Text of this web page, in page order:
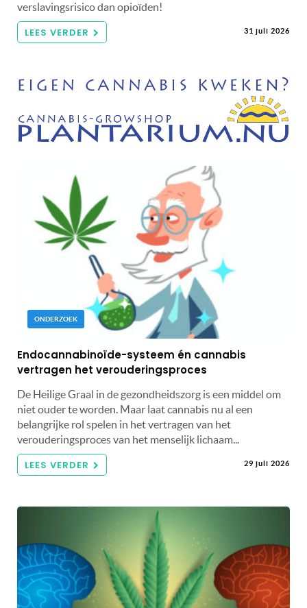
verslavingsrisico dan opioïden!
LEES VERDER 31 juli 2026
ONDERZOEK
Endocannabinoïde-systeem én cannabis
vertragen het verouderingsproces
De Heilige Graal in de gezondheidszorg is een middel om
niet ouder te worden. Maar laat cannabis nu al een
belangrijke rol spelen in het vertragen van het
verouderingsproces van het menselijk lichaam...
LEES VERDER 29 juli 2026